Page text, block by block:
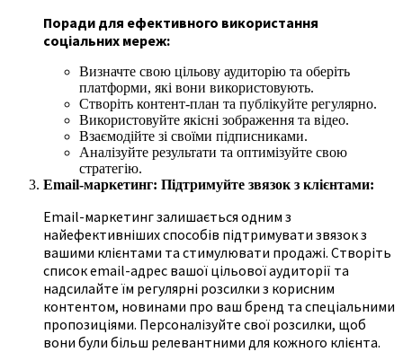
Поради для ефективного використання
соціальних мереж:
Визначте свою цільову аудиторію та оберіть
платформи, які вони використовують.
Створіть контент-план та публікуйте регулярно.
Використовуйте якісні зображення та відео.
Взаємодійте зі своїми підписниками.
Аналізуйте результати та оптимізуйте свою
стратегію.
Email-маркетинг: Підтримуйте звязок з клієнтами:
Email-маркетинг залишається одним з
найефективніших способів підтримувати звязок з
вашими клієнтами та стимулювати продажі. Створіть
список email-адрес вашої цільової аудиторії та
надсилайте їм регулярні розсилки з корисним
контентом, новинами про ваш бренд та спеціальними
пропозиціями. Персоналізуйте свої розсилки, щоб
вони були більш релевантними для кожного клієнта.